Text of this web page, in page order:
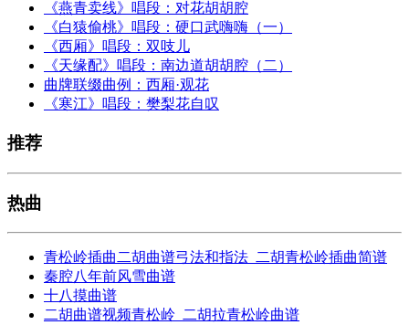
《燕青卖线》唱段：对花胡胡腔
《白猿偷桃》唱段：硬口武嗨嗨（一）
《西厢》唱段：双吱儿
《天缘配》唱段：南边道胡胡腔（二）
曲牌联缀曲例：西厢·观花
《寒江》唱段：樊梨花自叹
推荐
热曲
青松岭插曲二胡曲谱弓法和指法_二胡青松岭插曲简谱
秦腔八年前风雪曲谱
十八摸曲谱
二胡曲谱视频青松岭_二胡拉青松岭曲谱